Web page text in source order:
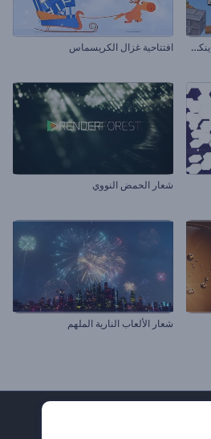
م
قاطع متحركة للعناوين: بتصميم ماينكرافت افتتاحية غزال الكريسماس
شعار الحمض النووي
شعار الألعاب النارية الملهم